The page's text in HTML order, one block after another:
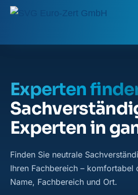
Experten
Experten in
Finden Sie neutrale
Ihren Fachbereich – komfortabel
Name, Fachbereich und Ort.